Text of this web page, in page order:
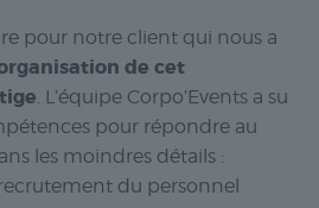
pour notre client qui nous a
de cet
. L’équipe Corpo’Events a su
pour répondre au
les moindres détails :
du personnel